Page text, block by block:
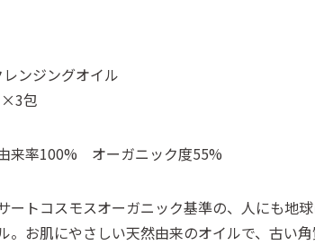
ンジングオイル
包
来率100% オーガニック度55%
ートコスモスオーガニック基準の、人にも地
。お肌にやさしい天然由来のオイルで、古い